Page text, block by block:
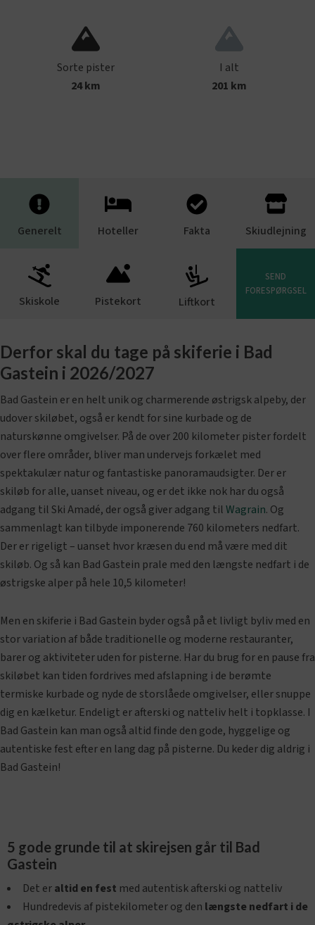
Sorte pister
24km
I alt
201 km
Generelt Hoteller Fakta Skiudlejning
Skiskole Pistekort Liftkort
SEND
FORESPØRGSEL
Derfor skal du tage på skiferie i Bad
Gastein i 2026/2027
Bad Gastein er en helt unik og charmerende østrigsk alpeby, der
udover skiløbet, også er kendt for sine kurbade og de
naturskønne omgivelser. På de over 200 kilometer pister fordelt
over flere områder, bliver man undervejs forkælet med
spektakulær natur og fantastiske panoramaudsigter. Der er
skiløb for alle, uanset niveau, og er det ikke nok har du også
adgang til Ski Amadé, der også giver adgang tilWagrain. Og
sammenlagt kan tilbyde imponerende 760 kilometers nedfart.
Der er rigeligt – uanset hvor kræsen du end må være med dit
skiløb. Og så kan Bad Gastein prale med den længste nedfart i de
østrigske alper på hele 10,5 kilometer!
Men en skiferie i Bad Gastein byder også på et livligt byliv med en
stor variation af både traditionelle og moderne restauranter,
barer og aktiviteter uden for pisterne. Har du brug for en pause fra
skiløbet kan tiden fordrives med afslapning i de berømte
termiske kurbade og nyde de storslåede omgivelser, eller snuppe
dig en kælketur. Endeligt er afterski og natteliv helt i topklasse. I
Bad Gastein kan man også altid finde den gode, hyggelige og
autentiske fest efter en lang dag på pisterne. Du keder dig aldrig i
Bad Gastein!
5 gode grunde til at skirejsen går til Bad
Gastein
Det eraltid en fest med autentisk afterski og natteliv
Hundredevis af pistekilometer og den længste nedfart i de